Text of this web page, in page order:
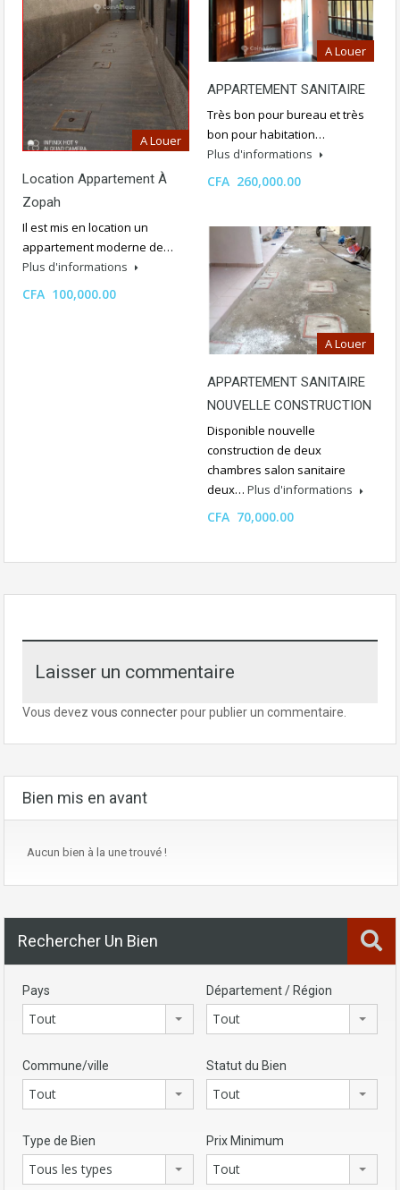
A Louer
Location Appartement À
Zopah
Il est mis en location un
appartement moderne de…
Plus d'informations
CFA 100,000.00
A Louer
APPARTEMENT SANITAIRE
Très bon pour bureau et très
bon pour habitation…
Plus d'informations
CFA 260,000.00
A Louer
APPARTEMENT SANITAIRE
NOUVELLE CONSTRUCTION
Disponible nouvelle
construction de deux
chambres salon sanitaire
deux… Plus d'informations
CFA 70,000.00
Laisser un commentaire
Vous devez vous connecterpour publier un commentaire.
Bien mis en avant
Aucun bien à la une trouvé !
Rechercher Un Bien
Pays
Tout
Département / Région
Tout
Commune/ville
Tout
Statut du Bien
Tout
Type de Bien
Tous les types
Prix Minimum
Tout